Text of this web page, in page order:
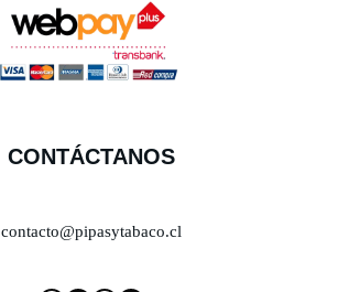
CONTÁCTANOS
contacto@pipasytabaco.cl